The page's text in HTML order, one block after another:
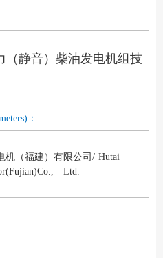
（静音）柴油发电机组技
：
机（福建）有限公司/ Hutai
Ltd.